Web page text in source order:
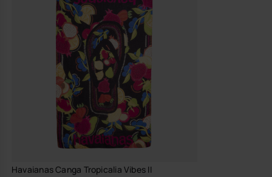
Robuste, alltagstaugliche Verarbeitung für lange
Nutzungssaisons
So wird die Canga Tropicalia Vibes II zu einem Sommerstück, das du
Saison für Saison selbstverständlich in deine Tasche packst.
Kaufe online auf www.havaianas-store.com, dem offiziellen
Havaianas-Shop in Deutschland, und bring deinen Stil auf das
nächste Level.
Havaianas Canga Tropicalia Vibes II